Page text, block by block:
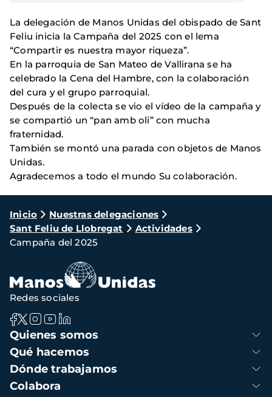
La delegación de Manos Unidas del obispado de Sant
Feliu inicia la Campaña del 2025 con el lema
“Compartir es nuestra mayor riqueza”.
En la parroquia de San Mateo de Vallirana se ha
celebrado la Cena del Hambre, con la colaboración
del cura y el grupo parroquial.
Después de la colecta se vio el vídeo de la campaña y
se compartió un “pan amb oli” con mucha
fraternidad.
También se montó una parada con objetos de Manos
Unidas.
Agradecemos a todo el mundo Su colaboración.
Ruta
de
navegación
Inicio
Nuestras delegaciones
Sant Feliu de Llobregat
Actividades
Campaña del 2025
Navegación
principal
Quienes somos
Qué hacemos
Dónde trabajamos
Colabora
Redes sociales